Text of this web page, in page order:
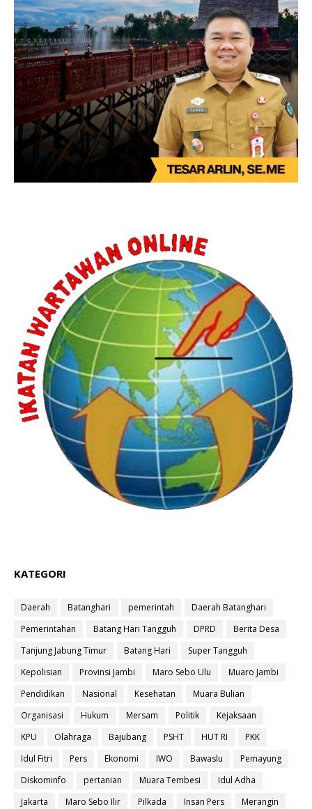
KATEGORI
Daerah Batanghari pemerintah
Daerah Batanghari
Pemerintahan
Batang Hari Tangguh DPRD
Berita Desa
Tanjung Jabung Timur
Batang Hari
Super Tangguh
Kepolisian
Provinsi Jambi Maro Sebo Ulu
Muaro Jambi
Pendidikan
Nasional Kesehatan
Muara Bulian
Organisasi
Hukum Mersam Politik
Kejaksaan
KPU
Olahraga Bajubang PSHT HUT RI
PKK
Idul Fitri
Pers Ekonomi IWO Bawaslu
Pemayung
Diskominfo
pertanian Muara Tembesi
Idul Adha
Jakarta
Maro Sebo Ilir Pilkada Insan Pers
Merangin